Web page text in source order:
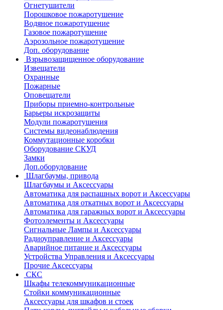
Огнетушители
Порошковое пожаротушение
Водяное пожаротушение
Газовое пожаротушение
Аэрозольное пожаротушение
Доп. оборудование
Взрывозащищенное оборудование
Извещатели
Охранные
Пожарные
Оповещатели
Приборы приемно-контрольные
Барьеры искрозащиты
Модули пожаротушения
Системы видеонаблюдения
Коммутационные коробки
Оборудование СКУД
Замки
Доп.оборудование
Шлагбаумы, привода
Шлагбаумы и Аксессуары
Автоматика для распашных ворот и Аксессуары
Автоматика для откатных ворот и Аксессуары
Автоматика для гаражных ворот и Аксессуары
Фотоэлементы и Аксессуары
Сигнальные Лампы и Аксессуары
Радиоуправление и Аксессуары
Аварийное питание и Аксессуары
Устройства Управления и Аксессуары
Прочие Аксессуары
СКС
Шкафы телекоммуникационные
Стойки коммуникационные
Аксессуары для шкафов и стоек